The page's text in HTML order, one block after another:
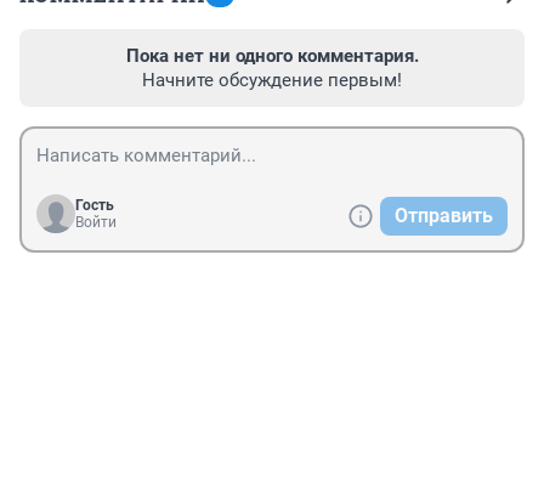
Пока нет ни одного комментария.
Начните обсуждение первым!
Гость
Войти
Отправить